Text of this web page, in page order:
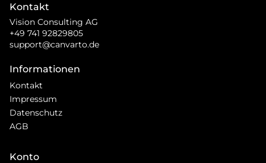
Kontakt
Vision Consulting AG
+49 741 92829805
support@canvarto.de
Informationen
Kontakt
Impressum
Datenschutz
AGB
Konto